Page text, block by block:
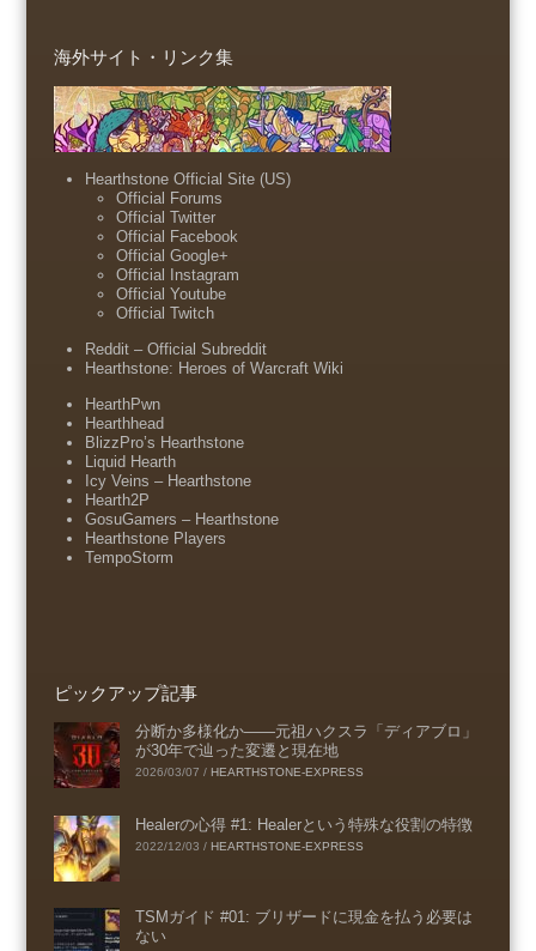
海外サイト・リンク集
Hearthstone Official Site (US)
Official Forums
Official Twitter
Official Facebook
Official Google+
Official Instagram
Official Youtube
Official Twitch
Reddit – Official Subreddit
Hearthstone: Heroes of Warcraft Wiki
HearthPwn
Hearthhead
BlizzPro’s Hearthstone
Liquid Hearth
Icy Veins – Hearthstone
Hearth2P
GosuGamers – Hearthstone
Hearthstone Players
TempoStorm
ピックアップ記事
分断か多様化か――元祖ハクスラ「ディアブロ」
が30年で辿った変遷と現在地
2026/03/07 / HEARTHSTONE-EXPRESS
Healerの心得 #1: Healerという特殊な役割の特徴
2022/12/03 / HEARTHSTONE-EXPRESS
TSMガイド #01: ブリザードに現金を払う必要は
ない